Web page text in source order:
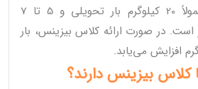
در کلاس اکونومی معمولاً 20 کیلوگرم بار تحویلی و 5 تا 7
است. در صورت ارائه کلاس بیزینس، بار
کلاس بیزینس دارند؟